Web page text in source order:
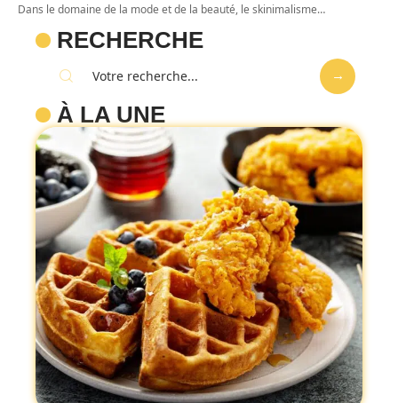
Dans le domaine de la mode et de la beauté, le skinimalisme…
RECHERCHE
À LA UNE